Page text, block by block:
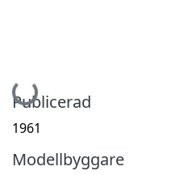
Hämtar...
Publicerad
1961
Modellbyggare